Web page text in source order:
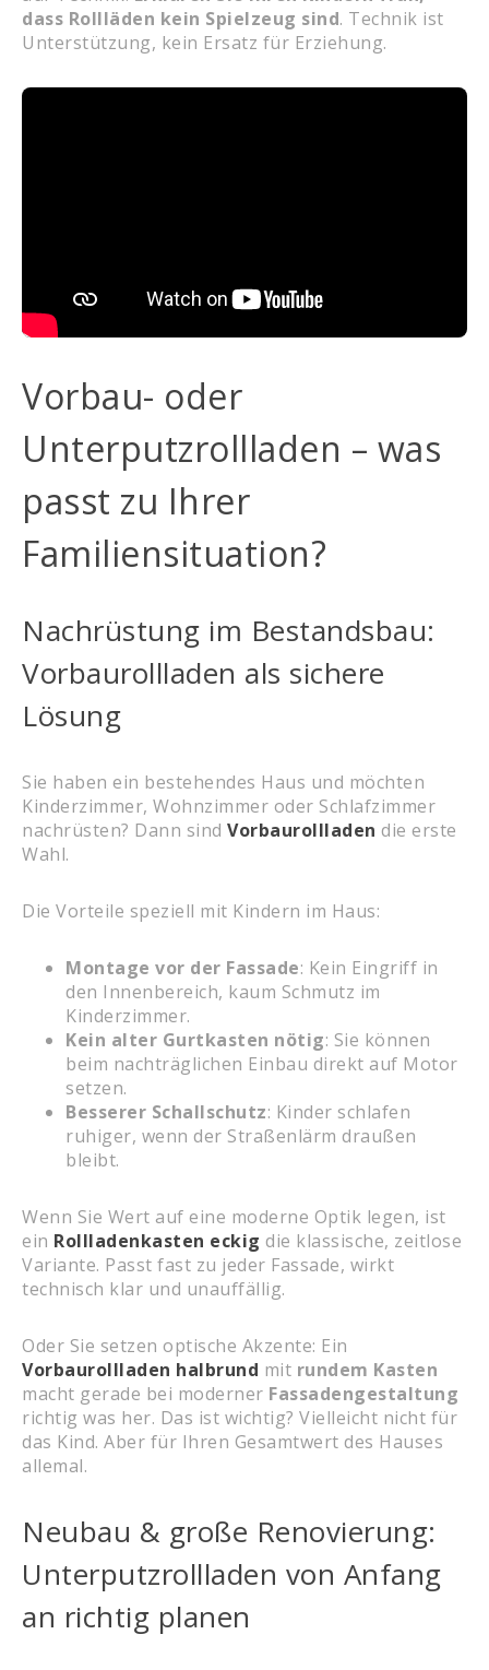
dass Rollläden kein Spielzeug sind. Technik ist
Unterstützung, kein Ersatz für Erziehung.
Vorbau- oder
Unterputzrollladen – was
passt zu Ihrer
Familiensituation?
Nachrüstung im Bestandsbau:
Vorbaurollladen als sichere
Lösung
Sie haben ein bestehendes Haus und möchten
Kinderzimmer, Wohnzimmer oder Schlafzimmer
nachrüsten? Dann sind Vorbaurollladen die erste
Wahl.
Die Vorteile speziell mit Kindern im Haus:
Montage vor der Fassade: Kein Eingriff in
den Innenbereich, kaum Schmutz im
Kinderzimmer.
Kein alter Gurtkasten nötig: Sie können
beim nachträglichen Einbau direkt auf Motor
setzen.
Besserer Schallschutz: Kinder schlafen
ruhiger, wenn der Straßenlärm draußen
bleibt.
Wenn Sie Wert auf eine moderne Optik legen, ist
ein Rollladenkasten eckig die klassische, zeitlose
Variante. Passt fast zu jeder Fassade, wirkt
technisch klar und unauffällig.
Oder Sie setzen optische Akzente: Ein
Vorbaurollladen halbrund mit rundem Kasten
macht gerade bei moderner Fassadengestaltung
richtig was her. Das ist wichtig? Vielleicht nicht für
das Kind. Aber für Ihren Gesamtwert des Hauses
allemal.
Neubau & große Renovierung:
Unterputzrollladen von Anfang
an richtig planen